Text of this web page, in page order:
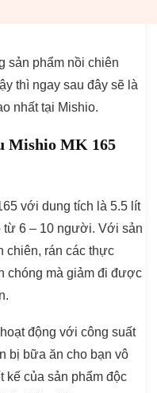
sản phẩm nồi chiên
thì ngay sau đây sẽ là
nhất tại Mishio.
Mishio MK 165
với dung tích là 5.5 lít
từ 6 – 10 người. Với sản
chiên, rán các thực
chóng mà giảm đi được
động với công suất
bị bữa ăn cho bạn vô
kế của sản phẩm độc